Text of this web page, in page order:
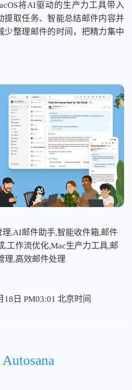
将AI驱动的生产力工具带入
提取任务、智能总结邮件内容并
少整理邮件的时间，把精力集中
理,AI邮件助手,智能收件箱,邮件
,工作流优化,Mac生产力工具,邮
理,高效邮件处理
18日 PM03:01 北京时间
北京时间
Autosana